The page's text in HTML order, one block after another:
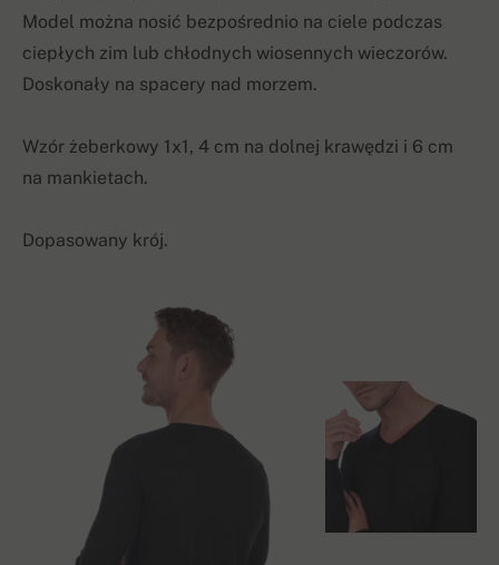
Model można nosić bezpośrednio na ciele podczas
ciepłych zim lub chłodnych wiosennych wieczorów.
Doskonały na spacery nad morzem.
Wzór żeberkowy 1x1, 4 cm na dolnej krawędzi i 6 cm
na mankietach.
Dopasowany krój.